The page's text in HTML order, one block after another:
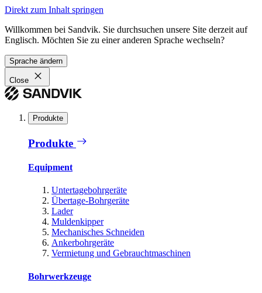
Direkt zum Inhalt springen
Willkommen bei Sandvik. Sie durchsuchen unsere Site derzeit auf
Englisch. Möchten Sie zu einer anderen Sprache wechseln?
Sprache ändern
Close
Produkte
Produkte
Equipment
Untertagebohrgeräte
Übertage-Bohrgeräte
Lader
Muldenkipper
Mechanisches Schneiden
Ankerbohrgeräte
Vermietung und Gebrauchtmaschinen
Bohrwerkzeuge